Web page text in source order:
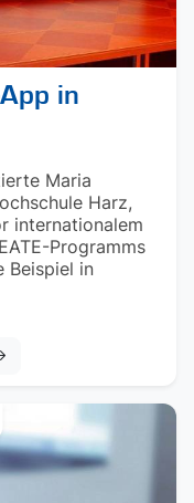
in
Maria
Harz,
internationalem
Programms
Beispiel in